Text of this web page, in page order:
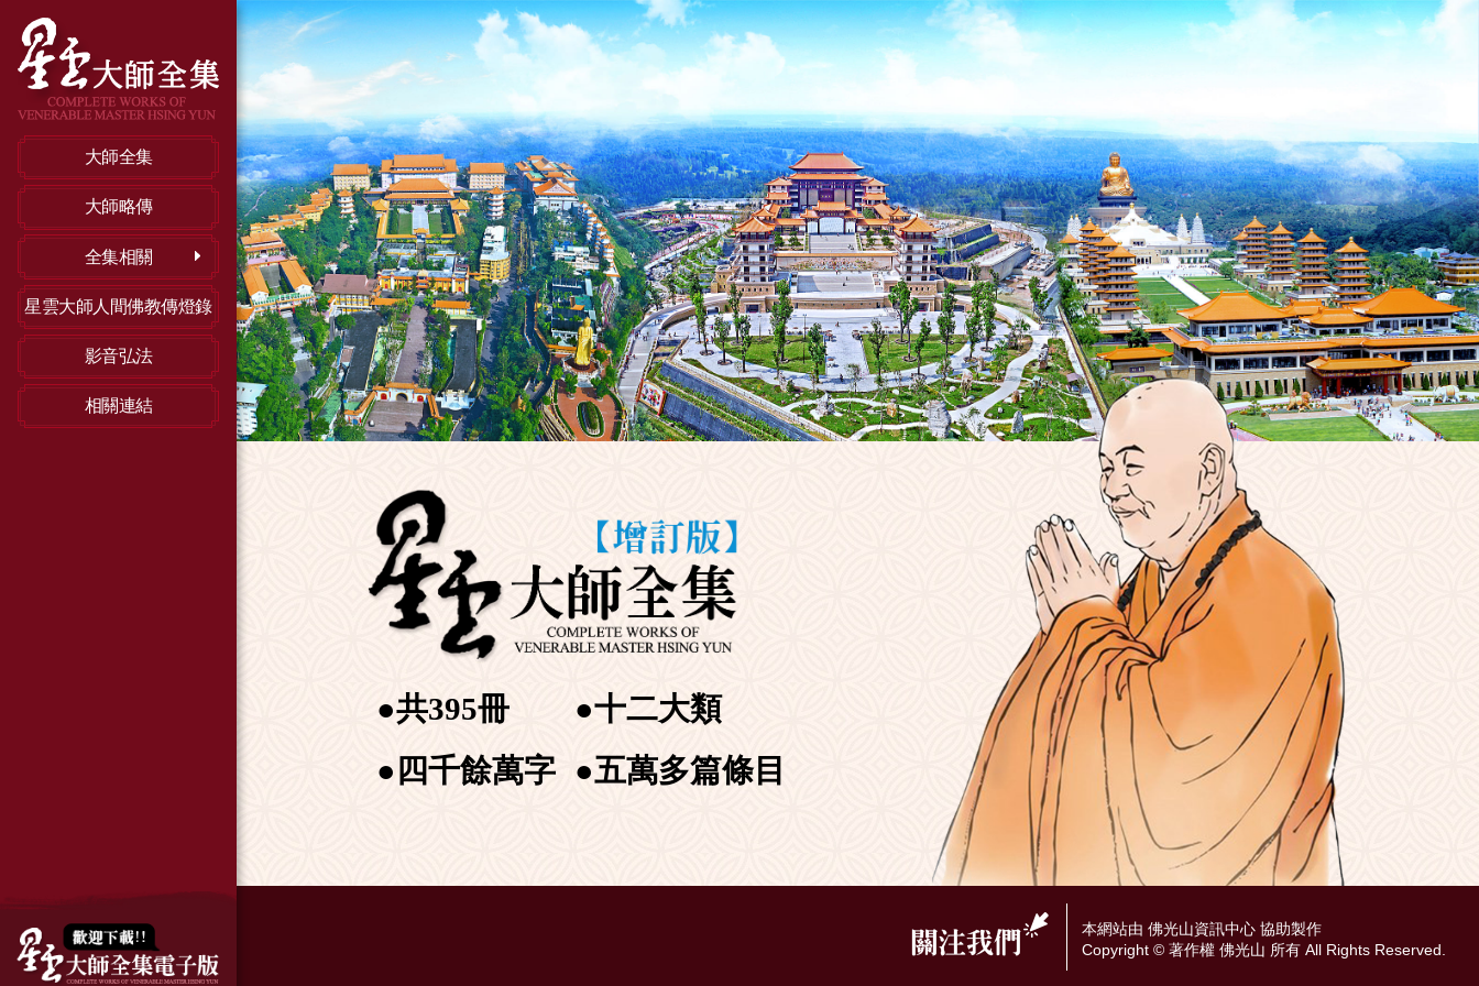
大師全集
大師略傳
全集相關
星雲大師人間佛教傳燈錄
影音弘法
相關連結
●共395冊
●十二大類
●四千餘萬字 ●五萬多篇條目
本網站由 佛光山資訊中心 協助製作
Copyright © 著作權 佛光山 所有 All Rights Reserved.